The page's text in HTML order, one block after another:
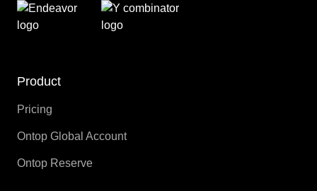
Product
Pricing
Ontop Global Account
Ontop Reserve